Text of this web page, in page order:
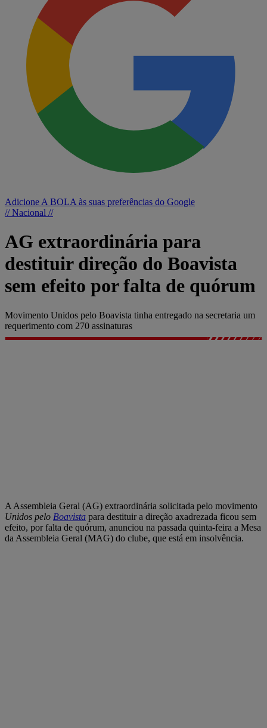
Adicione A BOLA às suas preferências do Google
// Nacional //
AG extraordinária para
destituir direção do Boavista
sem efeito por falta de quórum
Movimento Unidos pelo Boavista tinha entregado na secretaria um
requerimento com 270 assinaturas
A Assembleia Geral (AG) extraordinária solicitada pelo movimento
Unidos pelo Boavista para destituir a direção axadrezada ficou sem
efeito, por falta de quórum, anunciou na passada quinta-feira a Mesa
da Assembleia Geral (MAG) do clube, que está em insolvência.